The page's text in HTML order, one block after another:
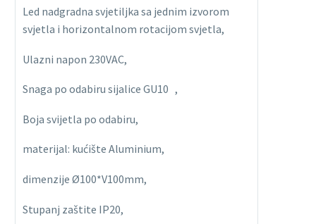
Led nadgradna svjetiljka sa jednim izvorom
svjetla i horizontalnom rotacijom svjetla,
Ulazni napon 230VAC,
Snaga po odabiru sijalice GU10 ,
Boja svijetla po odabiru,
materijal: kućište Aluminium,
dimenzije Ø100*V100mm,
Stupanj zaštite IP20,